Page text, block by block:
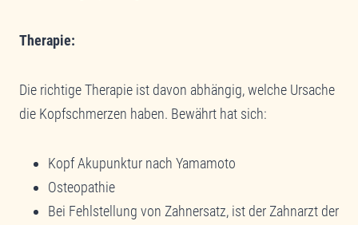
Therapie:
Die richtige Therapie ist davon abhängig, welche Ursache
die Kopfschmerzen haben. Bewährt hat sich:
Kopf Akupunktur nach Yamamoto
Osteopathie
Bei Fehlstellung von Zahnersatz, ist der Zahnarzt der